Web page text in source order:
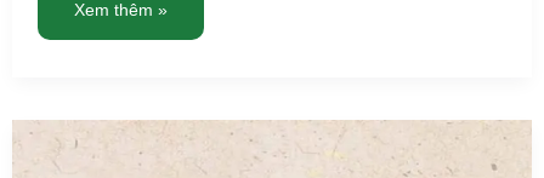
Xem thêm »
Dầu
gội
phủ